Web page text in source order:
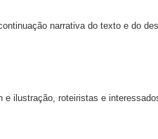
narrativa do texto e do
e ilustração, roteiristas e